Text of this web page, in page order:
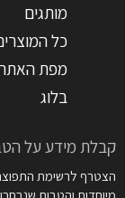
מותגים
כל
מפת האתר
בלוג
קבלת מידע על
הצטרף לרשימת